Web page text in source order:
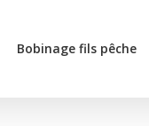
Bobinage fils pêche